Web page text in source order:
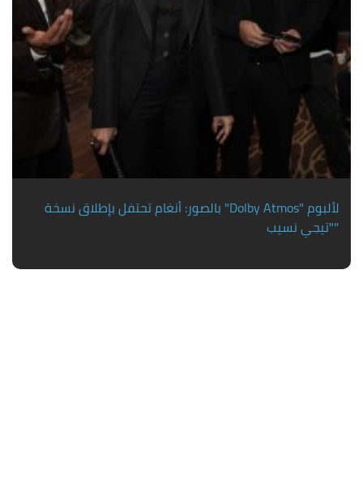
بالصور: أنغام تحتفل بإطلاق نسخة "Dolby Atmos" لألبوم
"تيجي نسيب"